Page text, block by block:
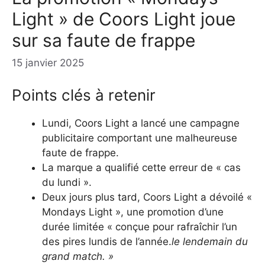
Light » de Coors Light joue
sur sa faute de frappe
15 janvier 2025
Points clés à retenir
Lundi, Coors Light a lancé une campagne
publicitaire comportant une malheureuse
faute de frappe.
La marque a qualifié cette erreur de « cas
du lundi ».
Deux jours plus tard, Coors Light a dévoilé «
Mondays Light », une promotion d’une
durée limitée « conçue pour rafraîchir l’un
des pires lundis de l’année.le lendemain du
grand match. »